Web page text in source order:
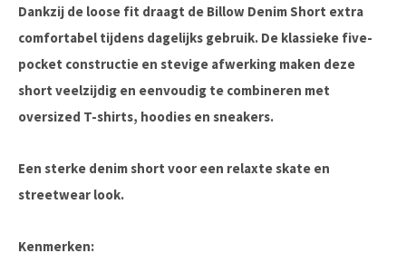
Dankzij de loose fit draagt de Billow Denim Short extra
comfortabel tijdens dagelijks gebruik. De klassieke five-
pocket constructie en stevige afwerking maken deze
short veelzijdig en eenvoudig te combineren met
oversized T-shirts, hoodies en sneakers.
Een sterke denim short voor een relaxte skate en
streetwear look.
Kenmerken: